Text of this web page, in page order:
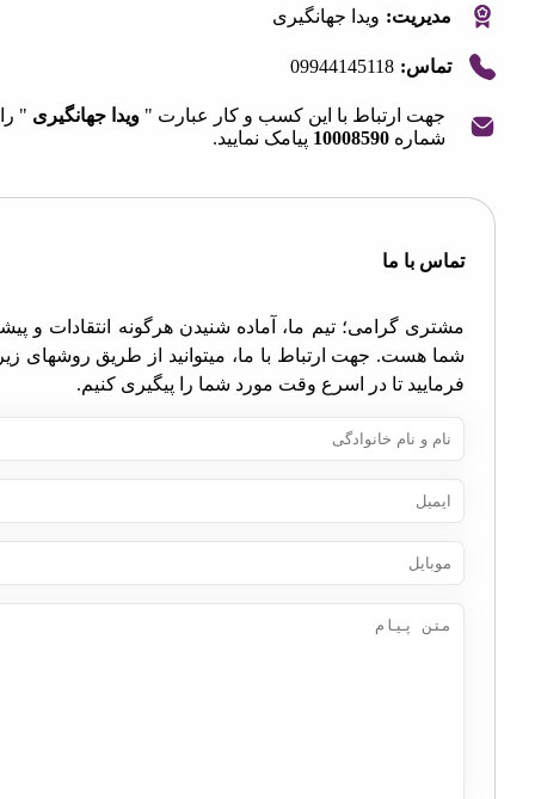
مدیریت: ویدا جهانگیری
تماس: 09944145118
جهت ارتباط با این کسب و کار عبارت "ویدا جهانگیری " را به
شماره 10008590 پیامک نمایید.
با ما
گرامی؛ تیم ما، آماده شنیدن هرگونه انتقادات و پیشنهادات
هست. جهت ارتباط با ما، میتوانید از طریق روشهای زیر اقدام
تا در اسرع وقت مورد شما را پیگیری کنیم.